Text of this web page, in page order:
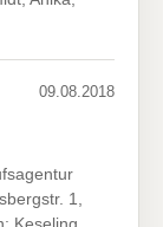
09.08.2018
1,